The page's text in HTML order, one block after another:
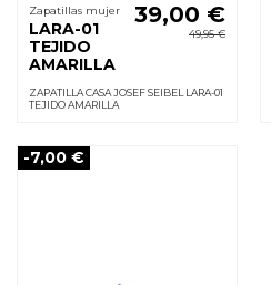
Zapatillas mujer
LARA-01
TEJIDO
AMARILLA
39,00 €
49,95 €
ZAPATILLA CASA JOSEF SEIBEL LARA-01
TEJIDO AMARILLA
-7,00 €